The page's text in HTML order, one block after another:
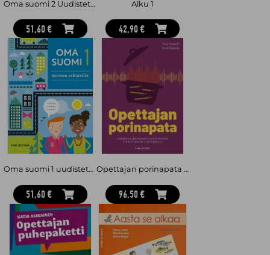
Oma suomi 2 Uudistettu : Suomea aikuisille
51,60 €
Alku 1
42,90 €
Oma suomi 1 uudistettu : Suomea aikuisille
51,60 €
Opettajan porinapata : suomen kielen keskustelukysymyksiä teemoittain eri taitotasoille
96,50 €